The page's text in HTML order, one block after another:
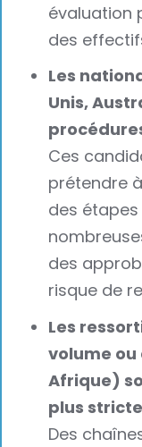
évaluation
des
Les
Unis,
Ces
prétendre
des
des
risque de
Les
volume ou
Afrique)
plus
Des